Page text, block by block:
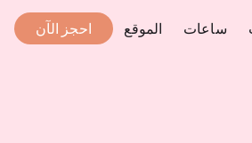
ساعات الموقع احجز الآن